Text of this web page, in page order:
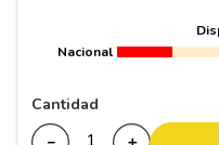
Nacional
Cantidad